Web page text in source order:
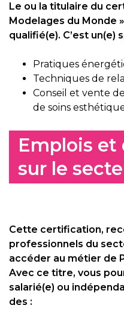
Le ou la titulaire du
Modelages du Monde
qualifié(e). C’est un(e)
Pratiques
Techniques de
Conseil et vente
de soins
Emplois et
sur le
Cette certification,
professionnels du
accéder au métier de
Avec ce titre, vous
salarié(e) ou
des :